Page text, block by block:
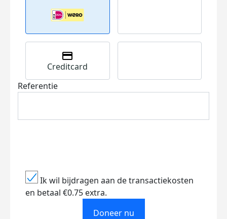
Creditcard
Referentie
Ik wil bijdragen aan de transactiekosten
en betaal €0.75 extra.
Doneer nu